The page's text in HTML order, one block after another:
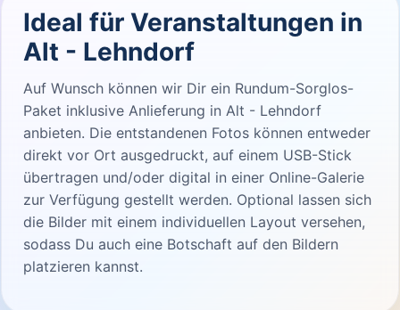
Ideal für Veranstaltungen in
Alt - Lehndorf
Auf Wunsch können wir Dir ein Rundum-Sorglos-
Paket inklusive Anlieferung in Alt - Lehndorf
anbieten. Die entstandenen Fotos können entweder
direkt vor Ort ausgedruckt, auf einem USB-Stick
übertragen und/oder digital in einer Online-Galerie
zur Verfügung gestellt werden. Optional lassen sich
die Bilder mit einem individuellen Layout versehen,
sodass Du auch eine Botschaft auf den Bildern
platzieren kannst.